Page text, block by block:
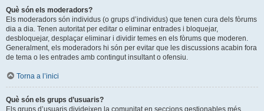
Què són els moderadors?
Els moderadors són individus (o grups d’individus) que tenen cura dels fòrums
dia a dia. Tenen autoritat per editar o eliminar entrades i bloquejar,
desbloquejar, desplaçar eliminar i dividir temes en els fòrums que moderen.
Generalment, els moderadors hi són per evitar que les discussions acabin fora
de tema o les entrades amb contingut insultant o ofensiu.
Torna a l’inici
Què són els grups d’usuaris?
Els grups d’usuaris divideixen la comunitat en seccions gestionables més